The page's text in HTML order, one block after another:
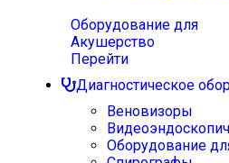
Оборудование для
Акушерство
Перейти
Диагностическое
Веновизоры
Оборудование